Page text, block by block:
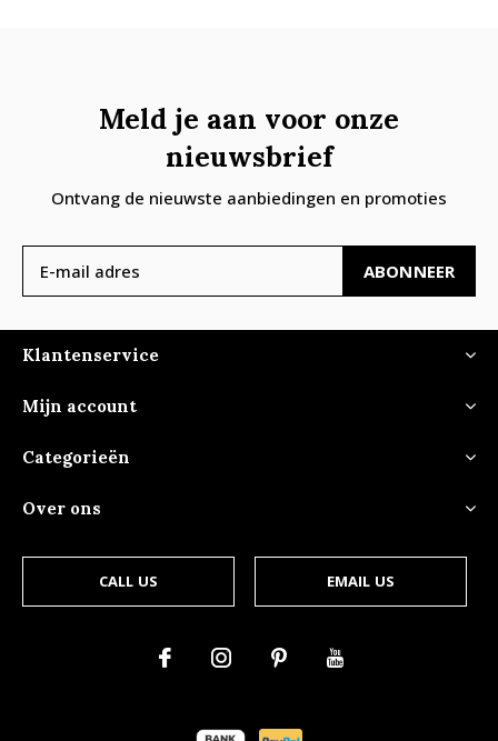
Meld je aan voor onze
nieuwsbrief
Ontvang de nieuwste aanbiedingen en promoties
ABONNEER
Klantenservice
Mijn account
Categorieën
Over ons
CALL US EMAIL US